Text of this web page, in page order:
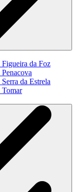
Figueira da Foz
Penacova
Serra da Estrela
Tomar